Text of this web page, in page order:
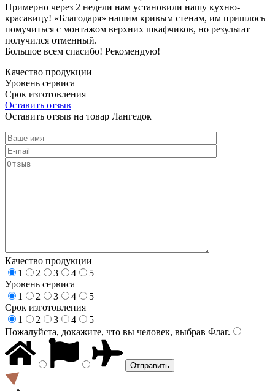
Примерно через 2 недели нам установили нашу кухню-
красавицу! «Благодаря» нашим кривым стенам, им пришлось
помучиться с монтажом верхних шкафчиков, но результат
получился отменный.
Большое всем спасибо! Рекомендую!
Качество продукции
Уровень сервиса
Срок изготовления
Оставить отзыв
Оставить отзыв на товар Лангедок
Качество продукции
1
2 3 4
5
Уровень сервиса
1
2 3 4
5
Срок изготовления
1
2 3 4
5
Пожалуйста, докажите, что вы человек, выбрав Флаг.